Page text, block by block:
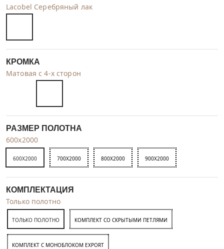
Lacobel Серебряный лак
КРОМКА
Матовая с 4-х сторон
РАЗМЕР ПОЛОТНА
600x2000
600X2000 700X2000 800X2000 900X2000
КОМПЛЕКТАЦИЯ
Только полотно
ТОЛЬКО ПОЛОТНО КОМПЛЕКТ СО СКРЫТЫМИ ПЕТЛЯМИ
КОМПЛЕКТ C МОНОБЛОКОМ EXPORT